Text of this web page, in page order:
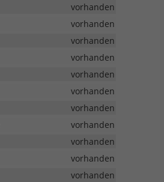
vorhanden
vorhanden
vorhanden
vorhanden
vorhanden
vorhanden
vorhanden
vorhanden
vorhanden
vorhanden
vorhanden